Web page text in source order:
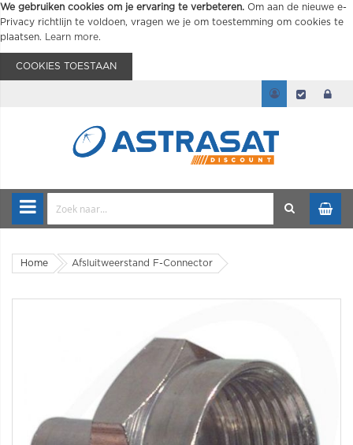
We gebruiken cookies om je ervaring te verbeteren. Om aan de nieuwe e-
Privacy richtlijn te voldoen, vragen we je om toestemming om cookies te
plaatsen.
Learn more.
COOKIES TOESTAAN
Home Afsluitweerstand F-Connector